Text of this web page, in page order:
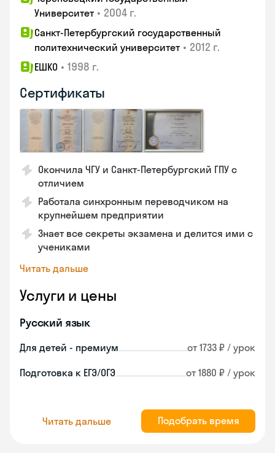
Университет • 2004 г.
Санкт-Петербургский государственный
политехнический университет • 2012 г.
ЕШКО • 1998 г.
Сертификаты
Окончила ЧГУ и Санкт-Петербургский ГПУ с
отличием
Работала синхронным переводчиком на
крупнейшем предприятии
Знает все секреты экзамена и делится ими с
учениками
Читать дальше
Услуги и цены
Русский язык
Для детей - премиум от 1733 ₽ / урок
Подготовка к ЕГЭ/ОГЭ от 1880 ₽ / урок
Читать дальше Подобрать время